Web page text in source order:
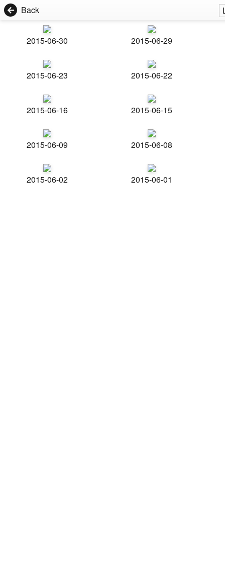
Back
2015-06-30 2015-06-29
2015-06-23 2015-06-22
2015-06-16 2015-06-15
2015-06-09 2015-06-08
2015-06-02 2015-06-01